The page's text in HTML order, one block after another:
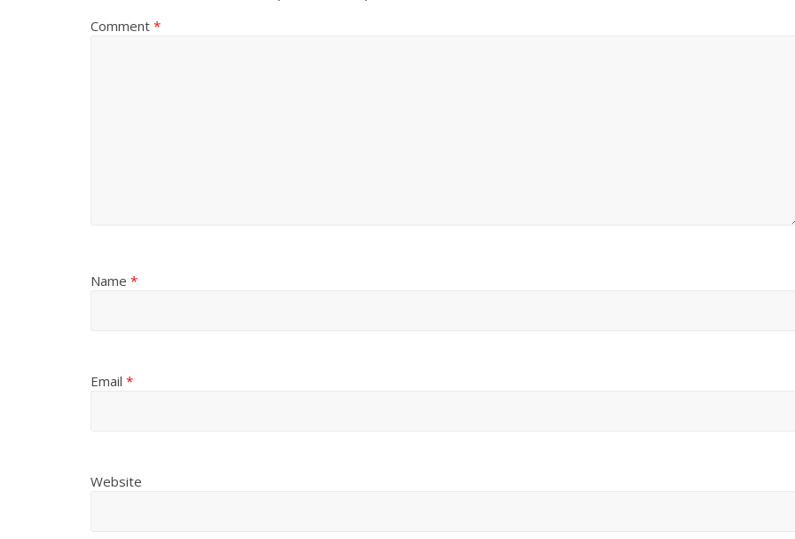
Comment *
Name *
Email *
Website